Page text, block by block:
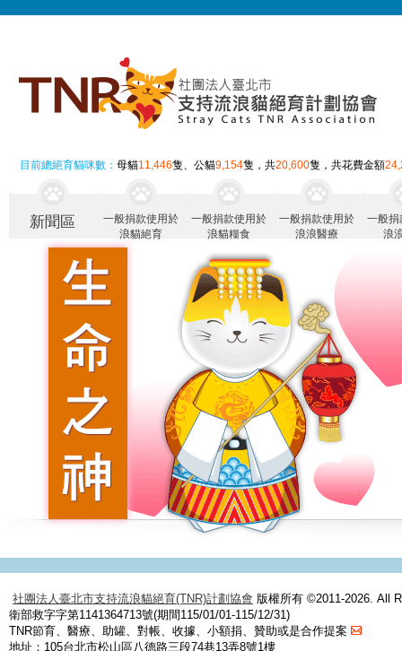
目前總絕育貓咪數：母貓11,446隻、公貓9,154隻，共20,600隻，共花費金額
新聞區
一般捐款使用於
浪貓絕育
一般捐款使用於
浪貓糧食
一般捐款使用於
浪浪醫療
一般捐
浪
社團法人臺北市支持流浪貓絕育(TNR)計劃協會 版權所有 ©2011-2026. All
衛部救字字第1141364713號(期間115/01/01-115/12/31)
TNR節育、醫療、助罐、對帳、收據、小額捐、贊助或是合作提案
地址：105台北市松山區八德路三段74巷13弄8號1樓